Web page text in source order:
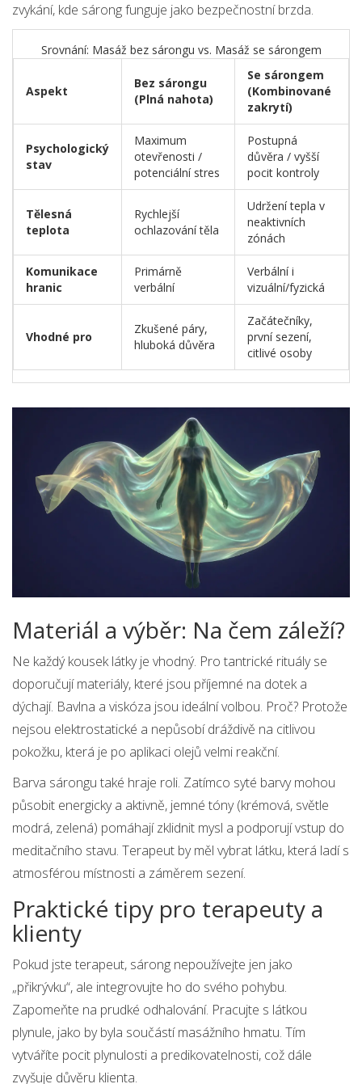
zvykání, kde sárong funguje jako bezpečnostní brzda.
Srovnání: Masáž bez sárongu vs. Masáž se sárongem
Aspekt
Bez sárongu
(Plná nahota)
Se sárongem
(Kombinované
zakrytí)
Psychologický
stav
Maximum
otevřenosti /
potenciální stres
Postupná
důvěra / vyšší
pocit kontroly
Tělesná
teplota
Rychlejší
ochlazování těla
Udržení tepla v
neaktivních
zónách
Komunikace
hranic
Primárně
verbální
Verbální i
vizuální/fyzická
Vhodné pro
Zkušené páry,
hluboká důvěra
Začátečníky,
první sezení,
citlivé osoby
Materiál a výběr: Na čem záleží?
Ne každý kousek látky je vhodný. Pro tantrické rituály se
doporučují materiály, které jsou příjemné na dotek a
dýchají. Bavlna a viskóza jsou ideální volbou. Proč? Protože
nejsou elektrostatické a nepůsobí dráždivě na citlivou
pokožku, která je po aplikaci olejů velmi reakční.
Barva sárongu také hraje roli. Zatímco syté barvy mohou
působit energicky a aktivně, jemné tóny (krémová, světle
modrá, zelená) pomáhají zklidnit mysl a podporují vstup do
meditačního stavu. Terapeut by měl vybrat látku, která ladí s
atmosférou místnosti a záměrem sezení.
Praktické tipy pro terapeuty a
klienty
Pokud jste terapeut, sárong nepoužívejte jen jako
„přikrývku“, ale integrovujte ho do svého pohybu.
Zapomeňte na prudké odhalování. Pracujte s látkou
plynule, jako by byla součástí masážního hmatu. Tím
vytváříte pocit plynulosti a predikovatelnosti, což dále
zvyšuje důvěru klienta.